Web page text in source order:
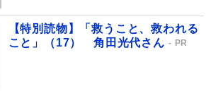
【特別読物】「救うこと、救われる
こと」（17） 角田光代さん
PR